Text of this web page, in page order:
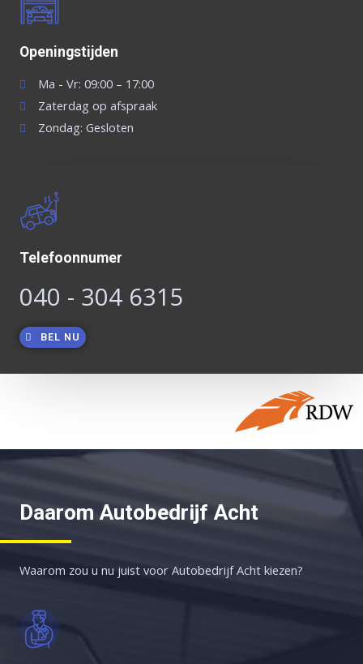
Openingstijden
Ma - Vr: 09:00 – 17:00
Zaterdag op afspraak
Zondag: Gesloten
Telefoonnumer
040 - 304 6315
BEL NU
Daarom Autobedrijf Acht
Waarom zou u nu juist voor Autobedrijf Acht kiezen?